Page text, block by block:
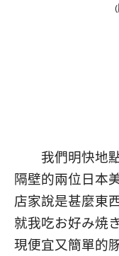
我們明快地點
隔壁的兩位日本
店家說是甚麼東
就我吃お好み焼
現便宜又簡單的